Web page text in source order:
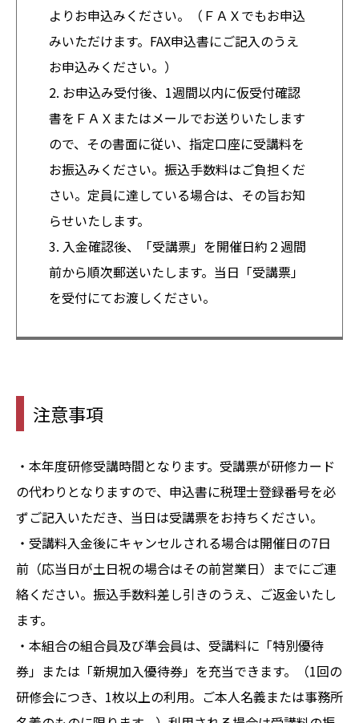
よりお申込みください。（ＦＡＸでもお申込
みいただけます。FAX申込書にご記入のうえ
お申込みください。）
2. お申込み受付後、1週間以内に仮受付確認
書をＦＡＸまたはメールでお送りいたします
ので、その書面に従い、指定口座に受講料を
お振込みください。振込手数料はご負担くだ
さい。定員に達している場合は、その旨お知
らせいたします。
3. 入金確認後、「受講票」を開催日約２週間
前から順次郵送いたします。当日「受講票」
を受付にてお渡しください。
注意事項
・本年度研修受講時間となります。受講票が研修カード
の代わりとなりますので、申込書に税理士登録番号を必
ずご記入いただき、当日は受講票をお持ちください。
・受講料入金後にキャンセルされる場合は開催日の7日
前（応当日が土日祝の場合はその前営業日）までにご連
絡ください。振込手数料差し引きのうえ、ご返金いたし
ます。
・本組合の組合員及び準会員は、受講料に「特別優待
券」または「新規加入優待券」を充当できます。（1回の
研修会につき、1枚以上の利用。ご本人名義または事務所